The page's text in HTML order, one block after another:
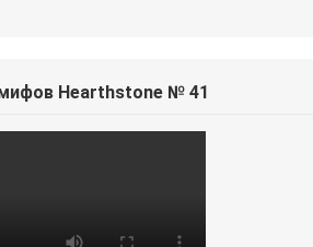
Hearthstone № 41